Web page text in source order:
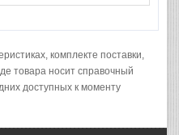
комплекте поставки,
товара носит справочный
доступных к моменту